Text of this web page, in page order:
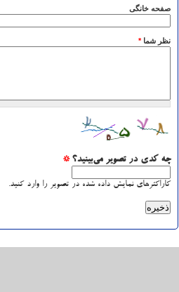
صفحه خانگی
نظر شما*
چه کدی در تصویر می‌بینید؟*
کاراکترهای نمایش داده شده در تصویر را وارد کنید.